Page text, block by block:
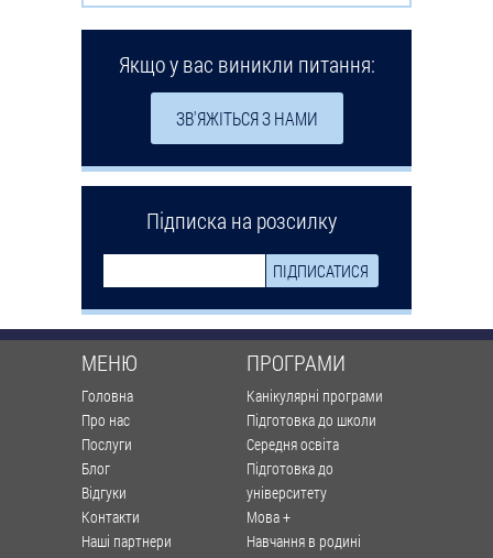
Якщо у вас виникли питання:
ЗВ'ЯЖІТЬСЯ З НАМИ
Підписка на розсилку
МЕНЮ
Головна
Про нас
Послуги
Блог
Відгуки
Контакти
Наші партнери
ПРОГРАМИ
Канікулярні програми
Підготовка до школи
Середня освіта
Підготовка до
університету
Мова +
Навчання в родині